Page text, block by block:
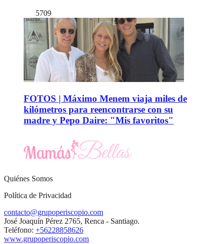
5709
FOTOS | Máximo Menem viaja miles de
kilómetros para reencontrarse con su
madre y Pepo Daire: "Mis favoritos"
Quiénes Somos
Política de Privacidad
contacto@grupoperiscopio.com
José Joaquín Pérez 2765, Renca - Santiago.
Teléfono: +56228858626
www.grupoperiscopio.com